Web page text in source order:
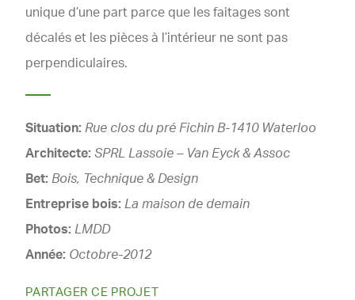
unique d’une part parce que les faitages sont
décalés et les pièces à l’intérieur ne sont pas
perpendiculaires.
Situation: Rue clos du pré Fichin B-1410 Waterloo
Architecte: SPRL Lassoie – Van Eyck & Assoc
Bet: Bois, Technique & Design
Entreprise bois: La maison de demain
Photos: LMDD
Année: Octobre-2012
PARTAGER CE PROJET